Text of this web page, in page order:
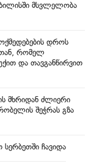
მსვლელობა
დროს
რომელ
და თავგანწირვით
მხრიდან ძლიერი
შეჭრას გზა
ჩავიდა